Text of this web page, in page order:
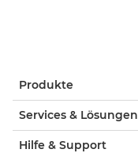
Produkte
Services & Lösungen
Hilfe & Support